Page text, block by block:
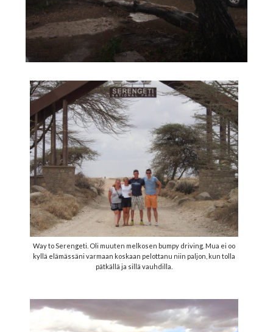
Way to Serengeti. Oli muuten melkosen bumpy driving. Mua ei oo
kyllä elämässäni varmaan koskaan pelottanu niin paljon, kun tolla
pätkällä ja sillä vauhdilla.